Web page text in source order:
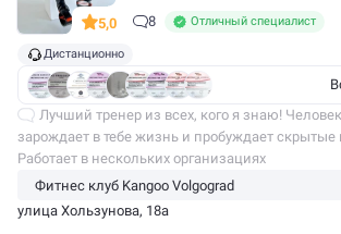
5,0
8
Отличный специалист
Дистанционно
Лучший тренер из всех, кого я знаю!
зарождает в тебе жизнь и пробуждает
твоего тела и духа! Безумно счастлива, что
появился в моей жизни!
Работает в нескольких организациях
улица Хользунова, 18а